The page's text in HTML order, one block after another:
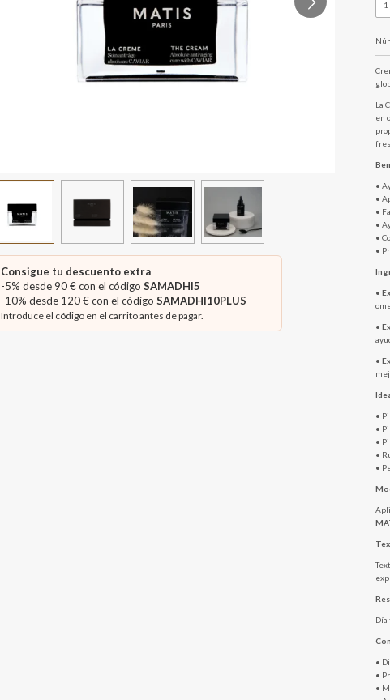
Consigue tu descuento extra
-5% desde 90 € con el código SAMADHI5
-10% desde 120 € con el código SAMADHI10PLUS
Introduce el código en el carrito antes de pagar.
La
en
•
•
•
•
•
•
•
•
•
•
•
•
•
•
Día
•
•
•